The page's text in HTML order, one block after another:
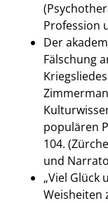
Profession
Der
Fälschung
populären
104.
und
„Viel Glück
Weisheiten